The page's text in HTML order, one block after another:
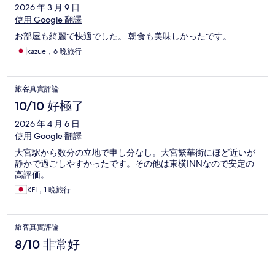
2026 年 3 月 9 日
使用 Google 翻譯
お部屋も綺麗で快適でした。 朝食も美味しかったです。
kazue，6 晚旅行
旅客真實評論
10/10 好極了
2026 年 4 月 6 日
使用 Google 翻譯
大宮駅から数分の立地で申し分なし。大宮繁華街にほど近いが
静かで過ごしやすかったです。その他は東横INNなので安定の
高評価。
KEI，1 晚旅行
旅客真實評論
8/10 非常好